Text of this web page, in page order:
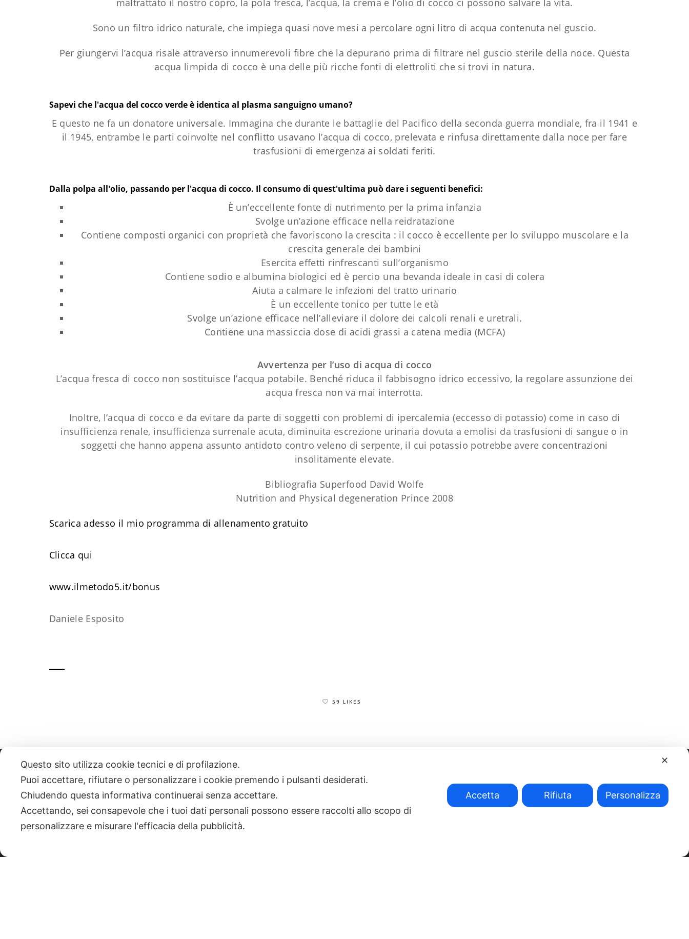
maltrattato il nostro copro, la pola fresca, l’acqua, la crema e l’olio di cocco ci possono salvare la vita.
Sono un filtro idrico naturale, che impiega quasi nove mesi a percolare ogni litro di acqua contenuta nel guscio.
Per giungervi l’acqua risale attraverso innumerevoli fibre che la depurano prima di filtrare nel guscio sterile della noce. Questa
acqua limpida di cocco è una delle più ricche fonti di elettroliti che si trovi in natura.
Sapevi che l'acqua del cocco verde è identica al plasma sanguigno umano?
E questo ne fa un donatore universale. Immagina che durante le battaglie del Pacifico della seconda guerra mondiale, fra il 1941 e
il 1945, entrambe le parti coinvolte nel conflitto usavano l’acqua di cocco, prelevata e rinfusa direttamente dalla noce per fare
trasfusioni di emergenza ai soldati feriti.
Dalla polpa all'olio, passando per l'acqua di cocco. Il consumo di quest'ultima può dare i seguenti benefici:
È un’eccellente fonte di nutrimento per la prima infanzia
Svolge un’azione efficace nella reidratazione
Contiene composti organici con proprietà che favoriscono la crescita : il cocco è eccellente per lo sviluppo muscolare e la
crescita generale dei bambini
Esercita effetti rinfrescanti sull’organismo
Contiene sodio e albumina biologici ed è percio una bevanda ideale in casi di colera
Aiuta a calmare le infezioni del tratto urinario
È un eccellente tonico per tutte le età
Svolge un’azione efficace nell’alleviare il dolore dei calcoli renali e uretrali.
Contiene una massiccia dose di acidi grassi a catena media (MCFA)
Avvertenza per l’uso di acqua di cocco
L’acqua fresca di cocco non sostituisce l’acqua potabile. Benché riduca il fabbisogno idrico eccessivo, la regolare assunzione dei
acqua fresca non va mai interrotta.
Inoltre, l’acqua di cocco e da evitare da parte di soggetti con problemi di ipercalemia (eccesso di potassio) come in caso di
insufficienza renale, insufficienza surrenale acuta, diminuita escrezione urinaria dovuta a emolisi da trasfusioni di sangue o in
soggetti che hanno appena assunto antidoto contro veleno di serpente, il cui potassio potrebbe avere concentrazioni
insolitamente elevate.
Bibliografia Superfood David Wolfe
Nutrition and Physical degeneration Prince 2008
Scarica adesso il mio programma di allenamento gratuito
Clicca qui
www.ilmetodo5.it/bonus
Daniele Esposito
59 LIKES
| NEWSLETTER
|
✕
Questo sito utilizza cookie tecnici e di profilazione.
Puoi accettare, rifiutare o personalizzare i cookie premendo i pulsanti desiderati.
Chiudendo questa informativa continuerai senza accettare.
Accettando, sei consapevole che i tuoi dati personali possono essere raccolti allo scopo di
personalizzare e misurare l'efficacia della pubblicità.
Accetta Rifiuta Personalizza